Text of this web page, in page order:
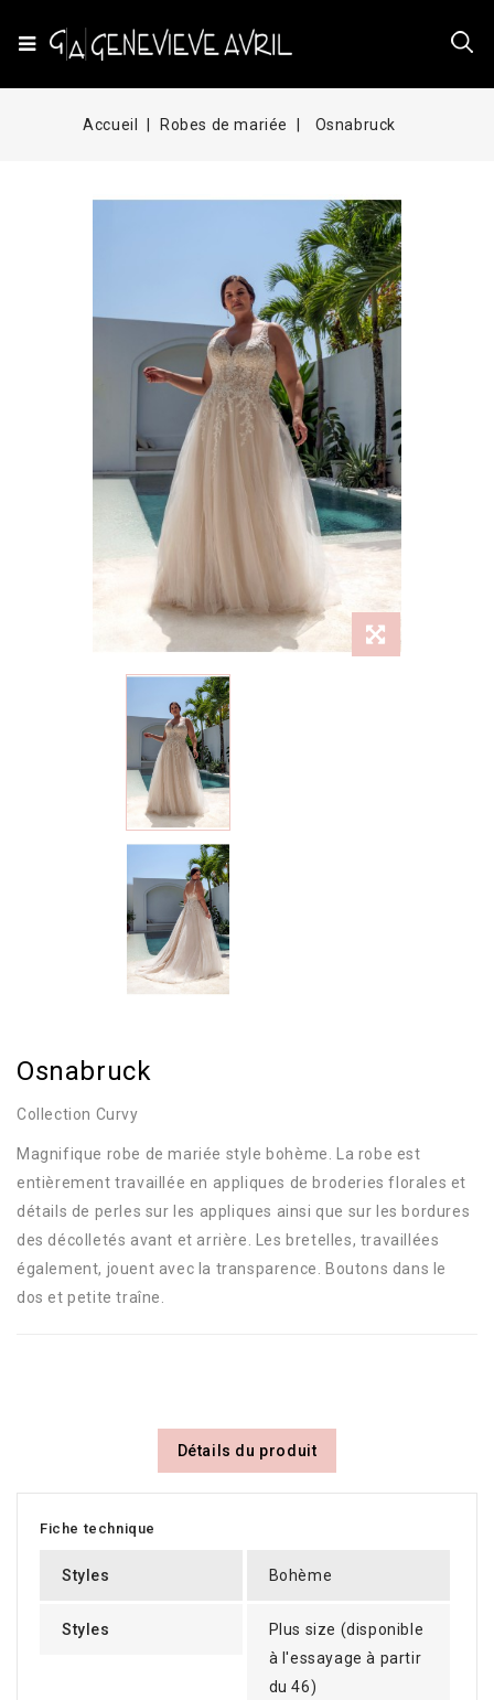
Accueil Robes de mariée Osnabruck
Osnabruck
Collection Curvy
Magnifique robe de mariée style bohème. La robe est
entièrement travaillée en appliques de broderies florales et
détails de perles sur les appliques ainsi que sur les bordures
des décolletés avant et arrière. Les bretelles, travaillées
également, jouent avec la transparence. Boutons dans le
dos et petite traîne.
Détails du produit
Fiche technique
Styles Bohème
Styles
Plus size (disponible
à l'essayage à partir
du 46)